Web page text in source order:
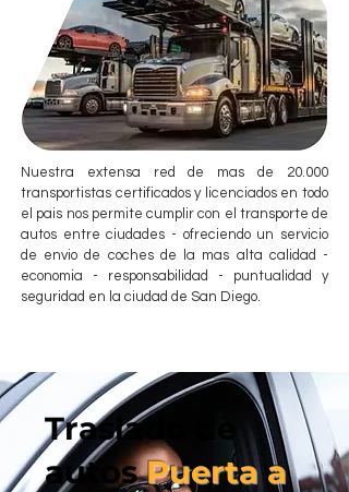
Nuestra extensa red de mas de 20.000
transportistas certificados y licenciados en todo
el pais nos permite cumplir con el transporte de
autos entre ciudades - ofreciendo un servicio
de envio de coches de la mas alta calidad -
economia - responsabilidad - puntualidad y
seguridad en la ciudad de San Diego.
Traslado de
autosPuerta a